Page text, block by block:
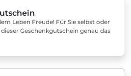
Leben Freude! Für Sie selbst oder
Geschenkgutschein genau das